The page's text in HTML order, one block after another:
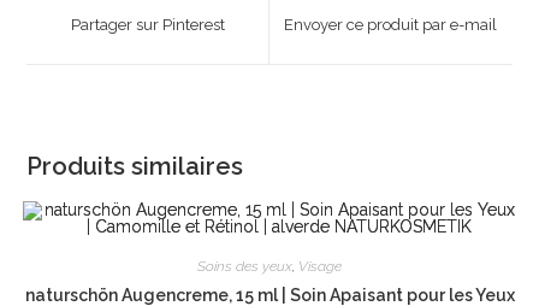
Partager sur Pinterest
new
Envoyer ce produit par e-mail
Produits similaires
Soins des yeux, Visage
naturschön Augencreme, 15 ml | Soin Apaisant pour les Yeux